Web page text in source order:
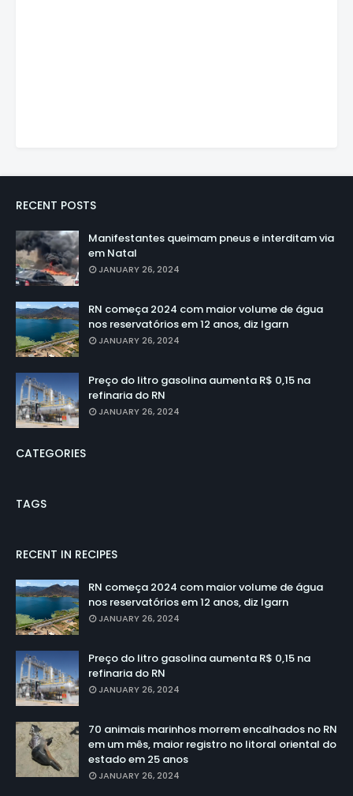
RECENT POSTS
Manifestantes queimam pneus e interditam via
em Natal
JANUARY 26, 2024
RN começa 2024 com maior volume de água
nos reservatórios em 12 anos, diz Igarn
JANUARY 26, 2024
Preço do litro gasolina aumenta R$ 0,15 na
refinaria do RN
JANUARY 26, 2024
CATEGORIES
TAGS
RECENT IN RECIPES
RN começa 2024 com maior volume de água
nos reservatórios em 12 anos, diz Igarn
JANUARY 26, 2024
Preço do litro gasolina aumenta R$ 0,15 na
refinaria do RN
JANUARY 26, 2024
70 animais marinhos morrem encalhados no RN
em um mês, maior registro no litoral oriental do
estado em 25 anos
JANUARY 26, 2024